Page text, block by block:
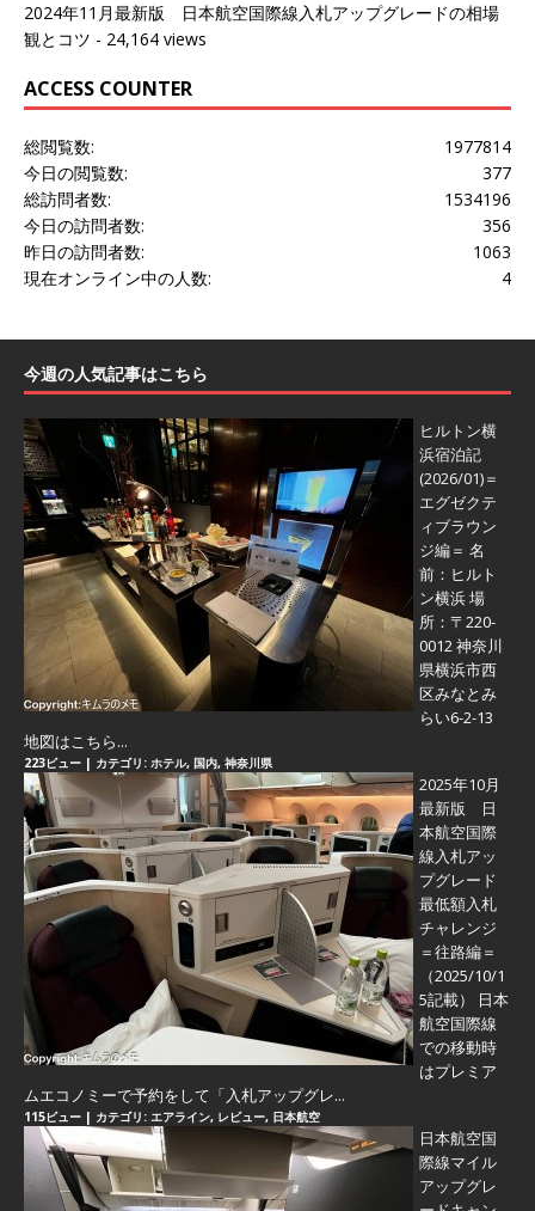
2024年11月最新版 日本航空国際線入札アップグレードの相場
観とコツ - 24,164 views
ACCESS COUNTER
1977814
総閲覧数:
377
今日の閲覧数:
1534196
総訪問者数:
356
今日の訪問者数:
1063
昨日の訪問者数:
4
現在オンライン中の人数:
今週の人気記事はこちら
ヒルトン横
浜宿泊記
(2026/01)＝
エグゼクテ
ィブラウン
ジ編＝ 名
前：ヒルト
ン横浜 場
所：〒220-
0012 神奈川
県横浜市西
区みなとみ
らい6-2-13
地図はこちら...
223ビュー | カテゴリ: ホテル, 国内, 神奈川県
2025年10月
最新版 日
本航空国際
線入札アッ
プグレード
最低額入札
チャレンジ
＝往路編＝
（2025/10/1
5記載） 日本
航空国際線
での移動時
はプレミア
ムエコノミーで予約をして「入札アップグレ...
115ビュー | カテゴリ: エアライン, レビュー, 日本航空
日本航空国
際線マイル
アップグレ